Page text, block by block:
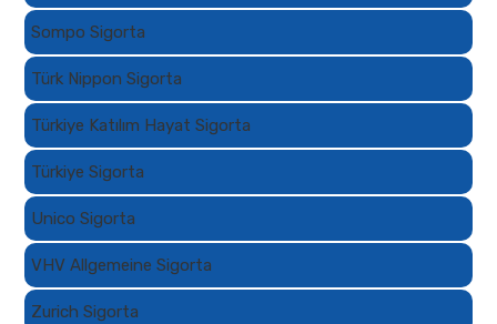
Sompo Sigorta
Türk Nippon Sigorta
Türkiye Katılım Hayat Sigorta
Türkiye Sigorta
Unico Sigorta
VHV Allgemeine Sigorta
Zurich Sigorta